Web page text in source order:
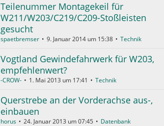
Teilenummer Montagekeil für
W211/W203/C219/C209-Stoßleisten
gesucht
spaetbremser 9. Januar 2014 um 15:38 Technik
Vogtland Gewindefahrwerk für W203,
empfehlenwert?
-CROW- 1. Mai 2013 um 17:41 Technik
Querstrebe an der Vorderachse aus-,
einbauen
horus 24. Januar 2013 um 07:45 Datenbank